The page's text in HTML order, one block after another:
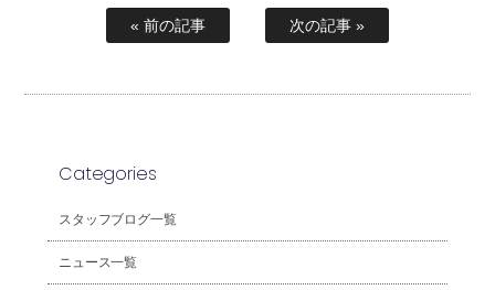
« 前の記事 次の記事 »
Categories
スタッフブログ一覧
ニュース一覧